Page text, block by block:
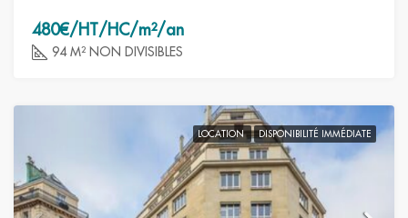
480€/HT/HC/m²/an
94 M² NON DIVISIBLES
LOCATION DISPONIBILITÉ IMMÉDIATE